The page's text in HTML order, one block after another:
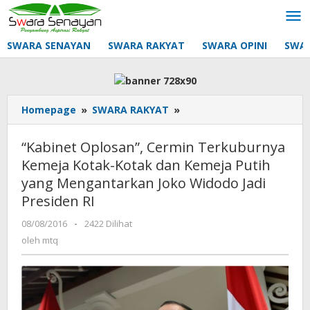
Lewati
ke
konten
SWARA SENAYAN SWARA RAKYAT SWARA OPINI
Homepage » SWARA RAKYAT »
Oplosan",
Terkuburnya
Kemeja
Kotak-
yang
Mengantarkan
“Kabinet Oplosan”, Cermin Terkuburnya
Kemeja Kotak-Kotak dan Kemeja Putih
yang Mengantarkan Joko Widodo Jadi
Presiden RI
08/08/2016
oleh
-
2422 Dilihat
oleh mtq